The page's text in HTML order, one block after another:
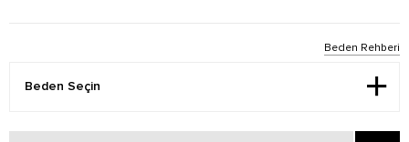
Beden Rehberi